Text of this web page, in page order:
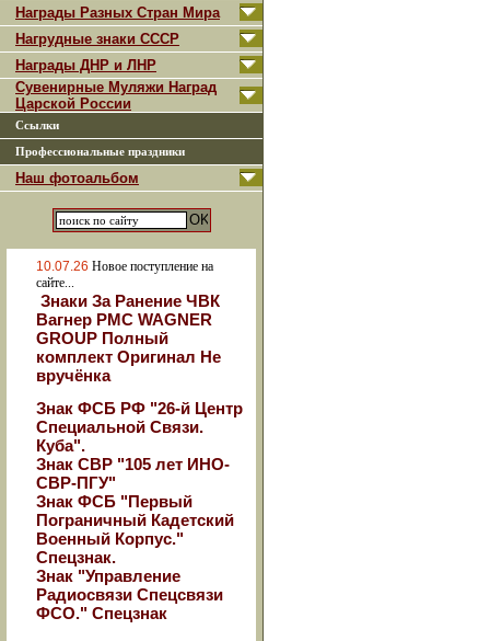
Награды Разных Стран Мира
Нагрудные знаки СССР
Награды ДНР и ЛНР
Сувенирные Муляжи Наград
Царской России
Ссылки
Профессиональные праздники
Наш фотоальбом
10.07.26 Новое поступление на
сайте...
Знаки За Ранение ЧВК
Вагнер РМС WAGNER
GROUP Полный
комплект Оригинал Не
вручёнка
Знак ФСБ РФ "26-й Центр
Специальной Связи.
Куба".
Знак СВР "105 лет ИНО-
СВР-ПГУ"
Знак ФСБ "Первый
Пограничный Кадетский
Военный Корпус."
Спецзнак.
Знак "Управление
Радиосвязи Спецсвязи
ФСО." Спецзнак